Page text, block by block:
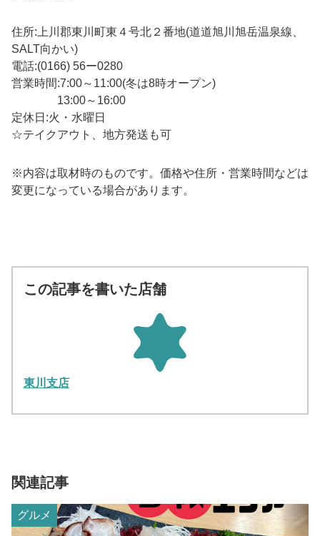
住所:上川郡東川町東４号北２番地(道道旭川旭岳温泉線、
SALT向かい)
電話:(0166) 56ー0280
営業時間:7:00～11:00(冬は8時オープン)
13:00～16:00
定休日:火・水曜日
☆テイクアウト、地方発送も可
※内容は取材時のものです。価格や住所・営業時間などは
変更になっている場合があります。
この記事を書いた店舗
東川支店
関連記事
グルメ